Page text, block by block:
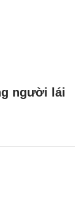
người lái